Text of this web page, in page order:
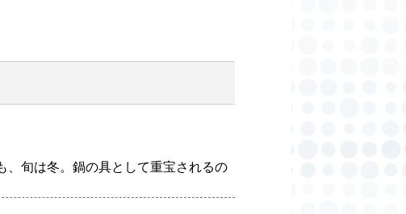
、旬は冬。鍋の具として重宝されるの